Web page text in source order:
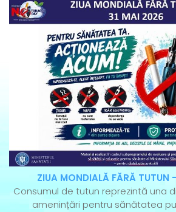
ZIUA MONDIALĂ FĂRĂ
Consumul de tutun reprezintă una
amenințări pentru sănătatea